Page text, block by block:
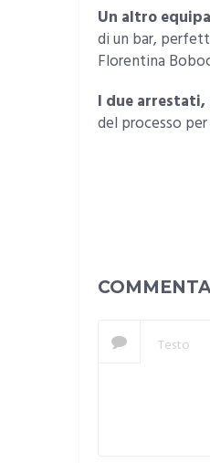
Un altro
di un bar,
Florentina
I due
del processo